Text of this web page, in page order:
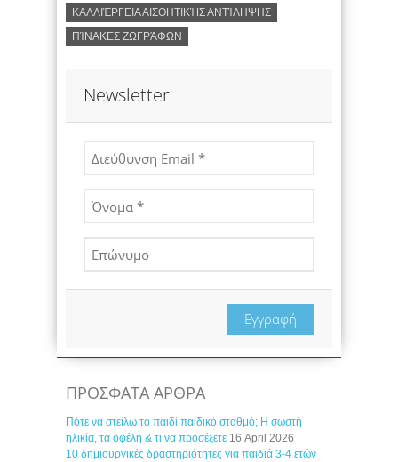
ΚΑΛΛΙΈΡΓΕΙΑ ΑΙΣΘΗΤΙΚΉΣ ΑΝΤΊΛΗΨΗΣ
ΠΊΝΑΚΕΣ ΖΩΓΡΆΦΩΝ
Newsletter
Εγγραφή
ΠΡΟΣΦΑΤΑ ΑΡΘΡΑ
Πότε να στείλω το παιδί παιδικό σταθμό; Η σωστή
ηλικία, τα οφέλη & τι να προσέξετε 16 April 2026
10 δημιουργικές δραστηριότητες για παιδιά 3-4 ετών